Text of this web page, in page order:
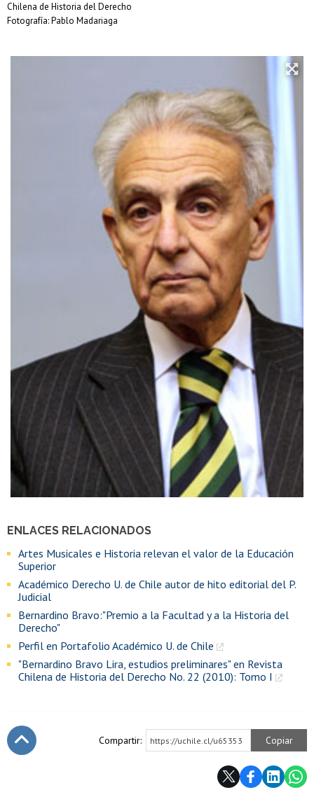
ENLACES RELACIONADOS
Artes Musicales e Historia relevan el valor de la Educación
Superior
Académico Derecho U. de Chile autor de hito editorial del P.
Judicial
Bernardino Bravo:"Premio a la Facultad y a la Historia del
Derecho"
Perfil en Portafolio Académico U. de Chile
"Bernardino Bravo Lira, estudios preliminares" en Revista
Chilena de Historia del Derecho No. 22 (2010): Tomo I
Chilena de Historia del Derecho
Fotografía: Pablo Madariaga
Compartir: https://uchile.cl/u65353 Copiar